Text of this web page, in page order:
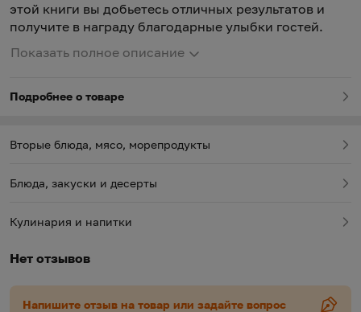
этой книги вы добьетесь отличных результатов и
получите в награду благодарные улыбки гостей.
Показать полное описание
Подробнее о товаре
Вторые блюда, мясо, морепродукты
Блюда, закуски и десерты
Кулинария и напитки
Нет отзывов
Напишите отзыв на товар или задайте вопрос